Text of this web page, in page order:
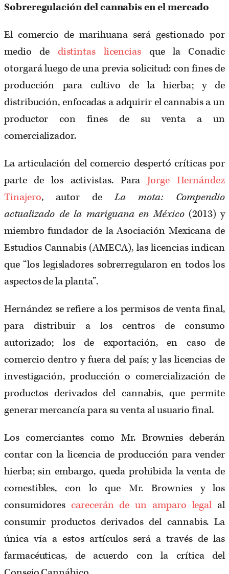
Sobreregulación del cannabis en el mercado
El comercio de marihuana será gestionado por
medio de distintas licencias que la Conadic
otorgará luego de una previa solicitud: con fines de
producción para cultivo de la hierba; y de
distribución, enfocadas a adquirir el cannabis a un
productor con fines de su venta a un
comercializador.
La articulación del comercio despertó críticas por
parte de los activistas. ParaJorge Hernández
Tinajero, autor deLa mota: Compendio
actualizado de la mariguana en México (2013) y
miembro fundador de la Asociación Mexicana de
Estudios Cannabis (AMECA), las licencias indican
que “los legisladores sobrerregularon en todos los
aspectos de la planta”.
Hernández se refiere a los permisos de venta final,
para distribuir a los centros de consumo
autorizado; los de exportación, en caso de
comercio dentro y fuera del país; y las licencias de
investigación, producción o comercialización de
productos derivados del cannabis, que permite
generar mercancía para su venta al usuario final.
Los comerciantes como Mr. Brownies deberán
contar con la licencia de producción para vender
hierba; sin embargo, queda prohibida la venta de
comestibles, con lo que Mr. Brownies y los
consumidorescarecerán de un amparo legal al
consumir productos derivados del cannabis. La
única vía a estos artículos será a través de las
farmacéuticas, de acuerdo con la crítica del